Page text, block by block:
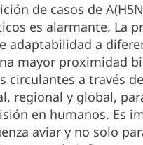
de casos de
es alarmante. La
adaptabilidad a
mayor proximidad
circulantes a través
regional y global,
en humanos. Es
aviar y no solo